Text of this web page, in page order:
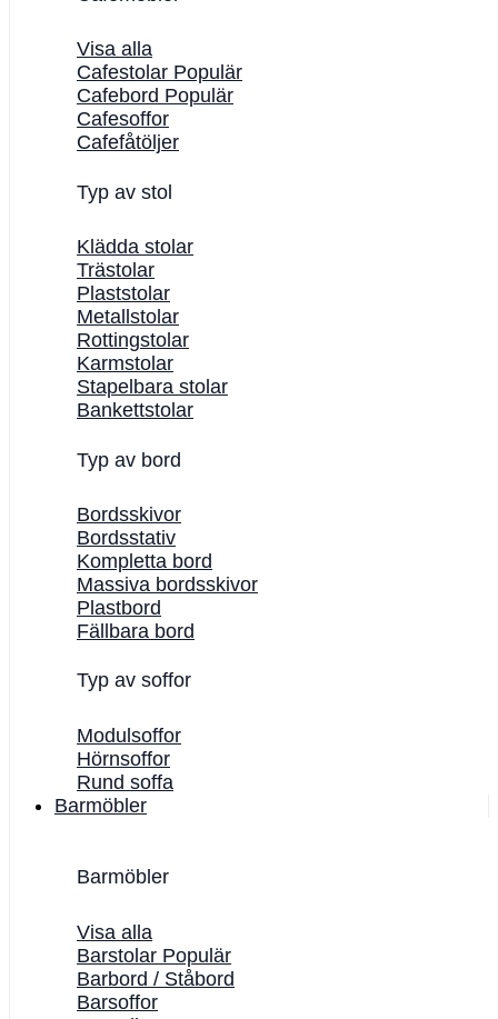
Visa alla
Cafestolar
Cafebord
Cafesoffor
Cafefåtöljer
Typ av stol
Klädda stolar
Trästolar
Plaststolar
Metallstolar
Rottingstolar
Karmstolar
Stapelbara stolar
Bankettstolar
Typ av bord
Bordsskivor
Bordsstativ
Kompletta bord
Massiva bordsskivor
Plastbord
Fällbara bord
Typ av soffor
Modulsoffor
Hörnsoffor
Rund soffa
Barmöbler
Barmöbler
Visa alla
Barstolar
Barbord / Ståbord
Barsoffor